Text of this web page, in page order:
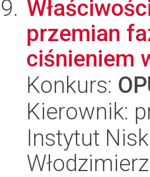
przemian
ciśnieniem
Konkurs:
Kierownik:
Instytut